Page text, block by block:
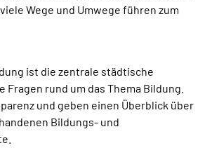
Wege und ­Umwege führen zum
ist die zentrale städtische
rund um das Thema Bildung.
und geben ­einen Überblick über
Bildungs- und